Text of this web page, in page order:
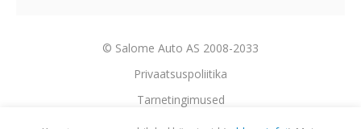
© Salome Auto AS 2008-2033
Privaatsuspoliitika
Tarnetingimused
Garantii